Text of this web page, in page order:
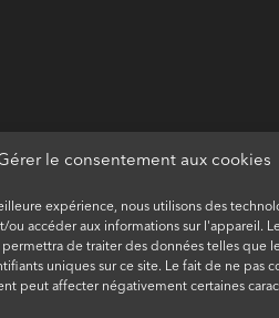
le consentement aux cookies
expérience, nous utilisons des
ou accéder aux informations sur l'appareil.
permettra de traiter des données telles que
uniques sur ce site. Le fait de ne pas
peut affecter négativement certaines